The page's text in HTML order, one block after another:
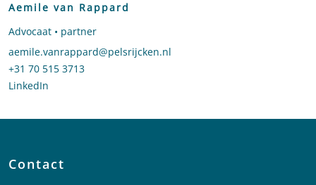
Aemile van Rappard
Advocaat • partner
Stuur een e-mail naar Aemile van Rappard
aemile.vanrappard@pelsrijcken.nl
Bel naar Aemile van Rappard
+31 70 515 3713
LinkedIn
Contact